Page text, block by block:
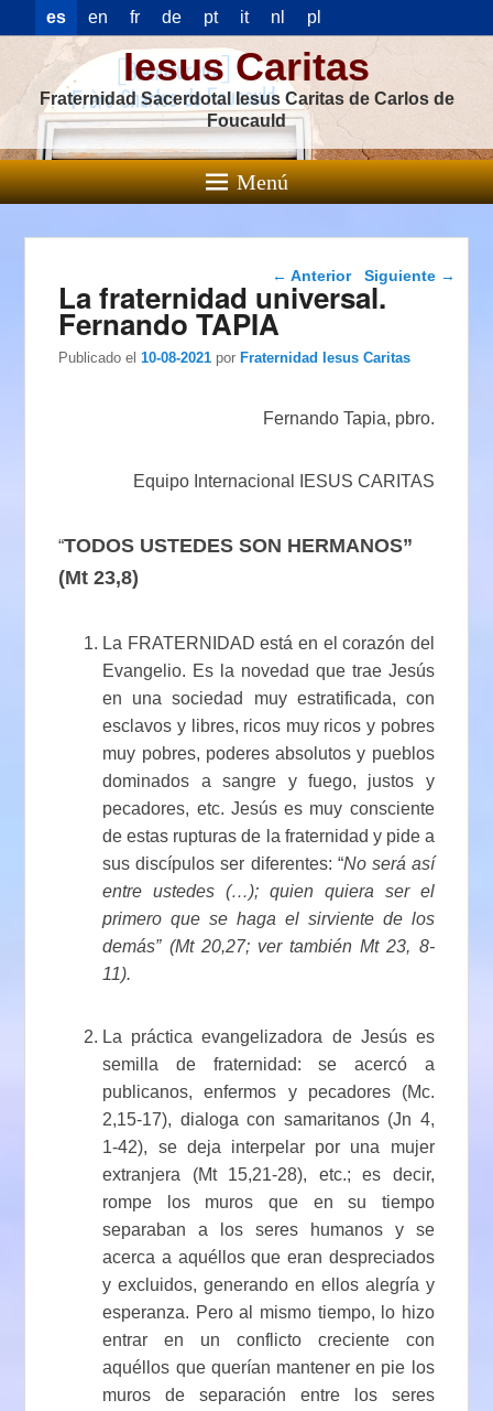
es en fr de pt it nl pl
Iesus Caritas
Fraternidad Sacerdotal Iesus Caritas de Carlos de
Foucauld
Menú
Navegación de
entradas
← Anterior Siguiente →
La fraternidad universal.
Fernando TAPIA
Publicado el 10-08-2021 porFraternidad Iesus Caritas
Fernando Tapia, pbro.
Equipo Internacional IESUS CARITAS
“TODOS USTEDES SON HERMANOS”
(Mt 23,8)
La FRATERNIDAD está en el corazón del
Evangelio. Es la novedad que trae Jesús
en una sociedad muy estratificada, con
esclavos y libres, ricos muy ricos y pobres
muy pobres, poderes absolutos y pueblos
dominados a sangre y fuego, justos y
pecadores, etc. Jesús es muy consciente
de estas rupturas de la fraternidad y pide a
sus discípulos ser diferentes: “No será así
entre ustedes (…); quien quiera ser el
primero que se haga el sirviente de los
demás” (Mt 20,27; ver también Mt 23, 8-
11).
La práctica evangelizadora de Jesús es
semilla de fraternidad: se acercó a
publicanos, enfermos y pecadores (Mc.
2,15-17), dialoga con samaritanos (Jn 4,
1-42), se deja interpelar por una mujer
extranjera (Mt 15,21-28), etc.; es decir,
rompe los muros que en su tiempo
separaban a los seres humanos y se
acerca a aquéllos que eran despreciados
y excluidos, generando en ellos alegría y
esperanza. Pero al mismo tiempo, lo hizo
entrar en un conflicto creciente con
aquéllos que querían mantener en pie los
muros de separación entre los seres